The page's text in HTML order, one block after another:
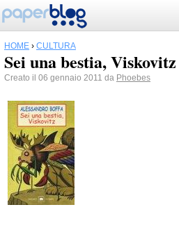
HOME › CULTURA
Sei una bestia, Viskovitz
Creato il 06 gennaio 2011 da Phoebes